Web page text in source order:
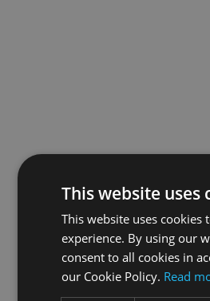
This website uses
This website uses cookies
experience. By using our
consent to all cookies in
our Cookie Policy. Read